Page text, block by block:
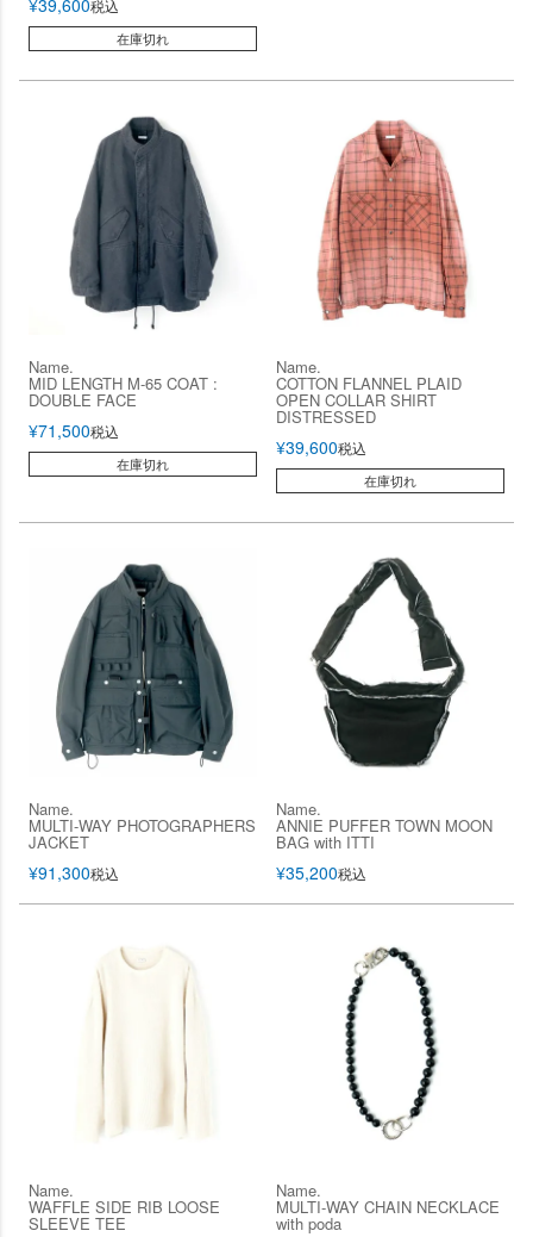
¥39,600税込
在庫切れ
Name.
MID LENGTH M-65 COAT :
DOUBLE FACE
¥71,500税込
在庫切れ
Name.
COTTON FLANNEL PLAID
OPEN COLLAR SHIRT
DISTRESSED
¥39,600税込
在庫切れ
Name.
MULTI-WAY PHOTOGRAPHERS
JACKET
¥91,300税込
Name.
ANNIE PUFFER TOWN MOON
BAG with ITTI
¥35,200税込
Name.
WAFFLE SIDE RIB LOOSE
SLEEVE TEE
Name.
MULTI-WAY CHAIN NECKLACE
with poda